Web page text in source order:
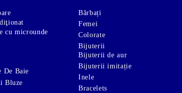
cu microunde
De Baie
Bluze
Bărbați
Femei
Colorate
Bijuterii
Bijuterii de aur
Bijuterii imitație
Inele
Bracelets